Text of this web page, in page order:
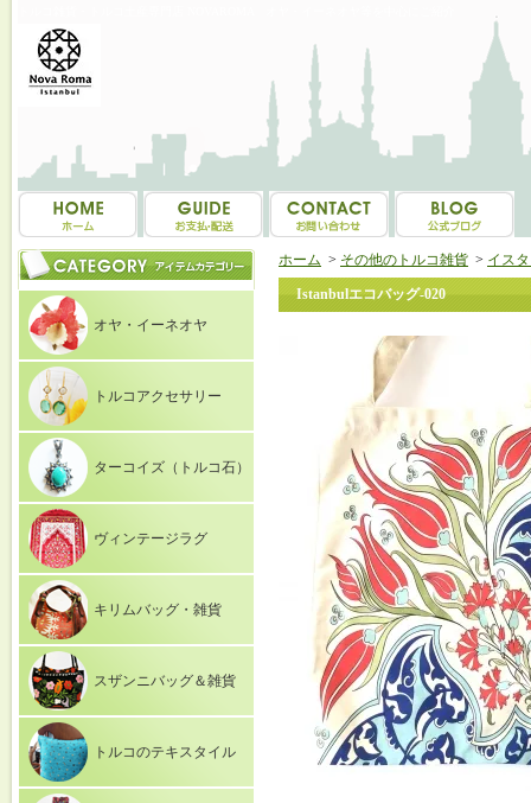
オヤ・イーネオヤ
トルコアクセサリー
ターコイズ（トルコ石）
ヴィンテージラグ
キリムバッグ・雑貨
スザンニバッグ＆雑貨
トルコのテキスタイル
ホーム > その他のトルコ雑貨 > イス
Istanbulエコバッグ-020